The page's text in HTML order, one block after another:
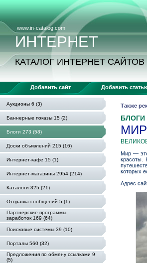
www.in-catalog.com
ИНТЕРНЕТ
КАТАЛОГ ИНТЕРНЕТ САЙТОВ
Добавить сайт Добавить
Аукционы 6 (3)
Баннерные показы 15 (2)
Блоги 273 (58)
Доски объявлений 215 (16)
Интернет-кафе 15 (1)
Интернет-магазины 2954 (214)
Каталоги 325 (21)
Отправка сообщений 5 (1)
Партнерские программы,
заработок 169 (64)
Поисковые системы 39 (10)
Порталы 560 (32)
Предложения по обмену ссылками 9
(5)
Также
БЛОГИ
Мир — это
красоты.
которых
Адрес